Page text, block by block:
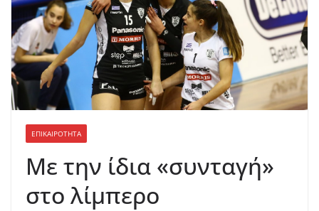
ΕΠΙΚΑΙΡΟΤΗΤΑ
Με την ίδια «συνταγή»
στο λίμπερο